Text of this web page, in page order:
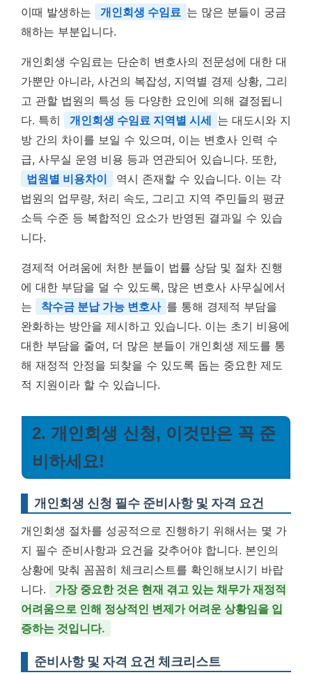
이때 발생하는
개인회생 수임료 는 많은 분들이 궁금
해하는 부분입니다.
개인회생 수임료는 단순히 변호사의 전문성에 대한 대
가뿐만 아니라, 사건의 복잡성, 지역별 경제 상황, 그리
고 관할 법원의 특성 등 다양한 요인에 의해 결정됩니
다. 특히
개인회생 수임료 지역별 시세 는 대도시와 지
방 간의 차이를 보일 수 있으며, 이는 변호사 인력 수
급, 사무실 운영 비용 등과 연관되어 있습니다. 또한,
법원별 비용차이
역시 존재할 수 있습니다. 이는 각
법원의 업무량, 처리 속도, 그리고 지역 주민들의 평균
소득 수준 등 복합적인 요소가 반영된 결과일 수 있습
니다.
경제적 어려움에 처한 분들이 법률 상담 및 절차 진행
에 대한 부담을 덜 수 있도록, 많은 변호사 사무실에서
는
착수금 분납 가능 변호사 를 통해 경제적 부담을
완화하는 방안을 제시하고 있습니다. 이는 초기 비용에
대한 부담을 줄여, 더 많은 분들이 개인회생 제도를 통
해 재정적 안정을 되찾을 수 있도록 돕는 중요한 제도
적 지원이라 할 수 있습니다.
2. 개인회생 신청, 이것만은 꼭 준
비하세요!
개인회생 신청 필수 준비사항 및 자격 요건
개인회생 절차를 성공적으로 진행하기 위해서는 몇 가
지 필수 준비사항과 요건을 갖추어야 합니다. 본인의
상황에 맞춰 꼼꼼히 체크리스트를 확인해보시기 바랍
니다.
가장 중요한 것은 현재 겪고 있는 채무가 재정적
어려움으로 인해 정상적인 변제가 어려운 상황임을 입
증하는 것입니다.
준비사항 및 자격 요건 체크리스트